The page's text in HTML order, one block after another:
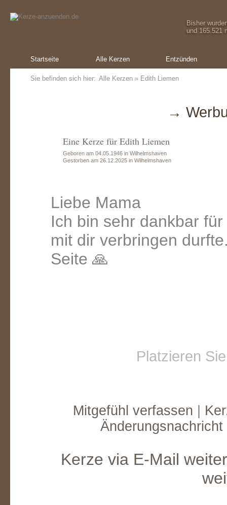
Bisher
und 165.521
Startseite Alle Kerzen Entzünden
Sie befinden sich hier: Alle Kerzen » Edith Liemen
→
Eine Kerze für Edith Liemen
Geboren am 04.05.1946 in Wilhelmshaven
Gestorben am 26.12.2025 in Wilhelmshaven
Liebe Mama
Ich bin sehr dankbar
mit dir verbringen
Seite 🙏
Platzieren
Mitgefühl verfassen
Kerze via E-Mail